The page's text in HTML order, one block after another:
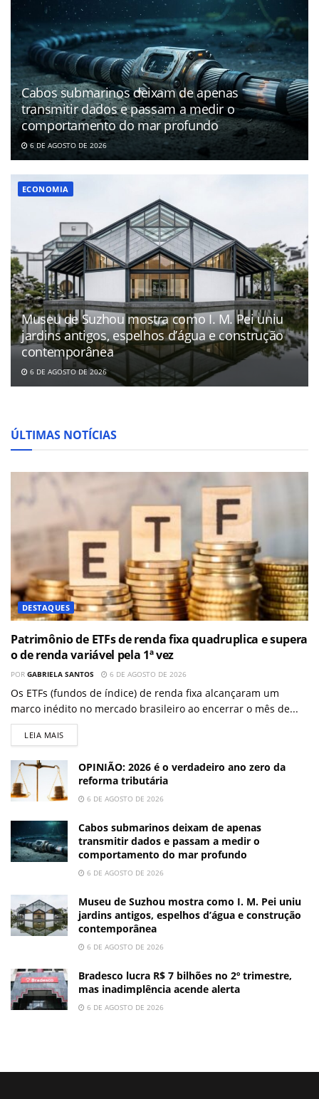
Cabos submarinos deixam de apenas
transmitir dados e passam a medir o
comportamento do mar profundo
6 DE AGOSTO DE 2026
ECONOMIA
Museu de Suzhou mostra como I. M. Pei uniu
jardins antigos, espelhos d’água e construção
contemporânea
6 DE AGOSTO DE 2026
ÚLTIMAS NOTÍCIAS
DESTAQUES
Patrimônio de ETFs de renda fixa quadruplica e supera
o de renda variável pela 1ª vez
POR GABRIELA SANTOS 6 DE AGOSTO DE 2026
Os ETFs (fundos de índice) de renda fixa alcançaram um
marco inédito no mercado brasileiro ao encerrar o mês de...
LEIA MAIS
OPINIÃO: 2026 é o verdadeiro ano zero da
reforma tributária
6 DE AGOSTO DE 2026
Cabos submarinos deixam de apenas
transmitir dados e passam a medir o
comportamento do mar profundo
6 DE AGOSTO DE 2026
Museu de Suzhou mostra como I. M. Pei uniu
jardins antigos, espelhos d’água e construção
contemporânea
6 DE AGOSTO DE 2026
Bradesco lucra R$ 7 bilhões no 2º trimestre,
mas inadimplência acende alerta
6 DE AGOSTO DE 2026